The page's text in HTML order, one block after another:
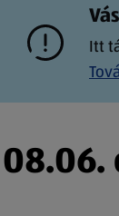
Itt